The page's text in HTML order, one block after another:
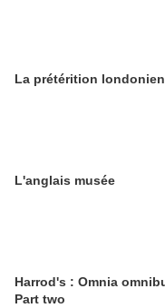
La prétérition
L'anglais musée
Harrod's : Omnia
Part two